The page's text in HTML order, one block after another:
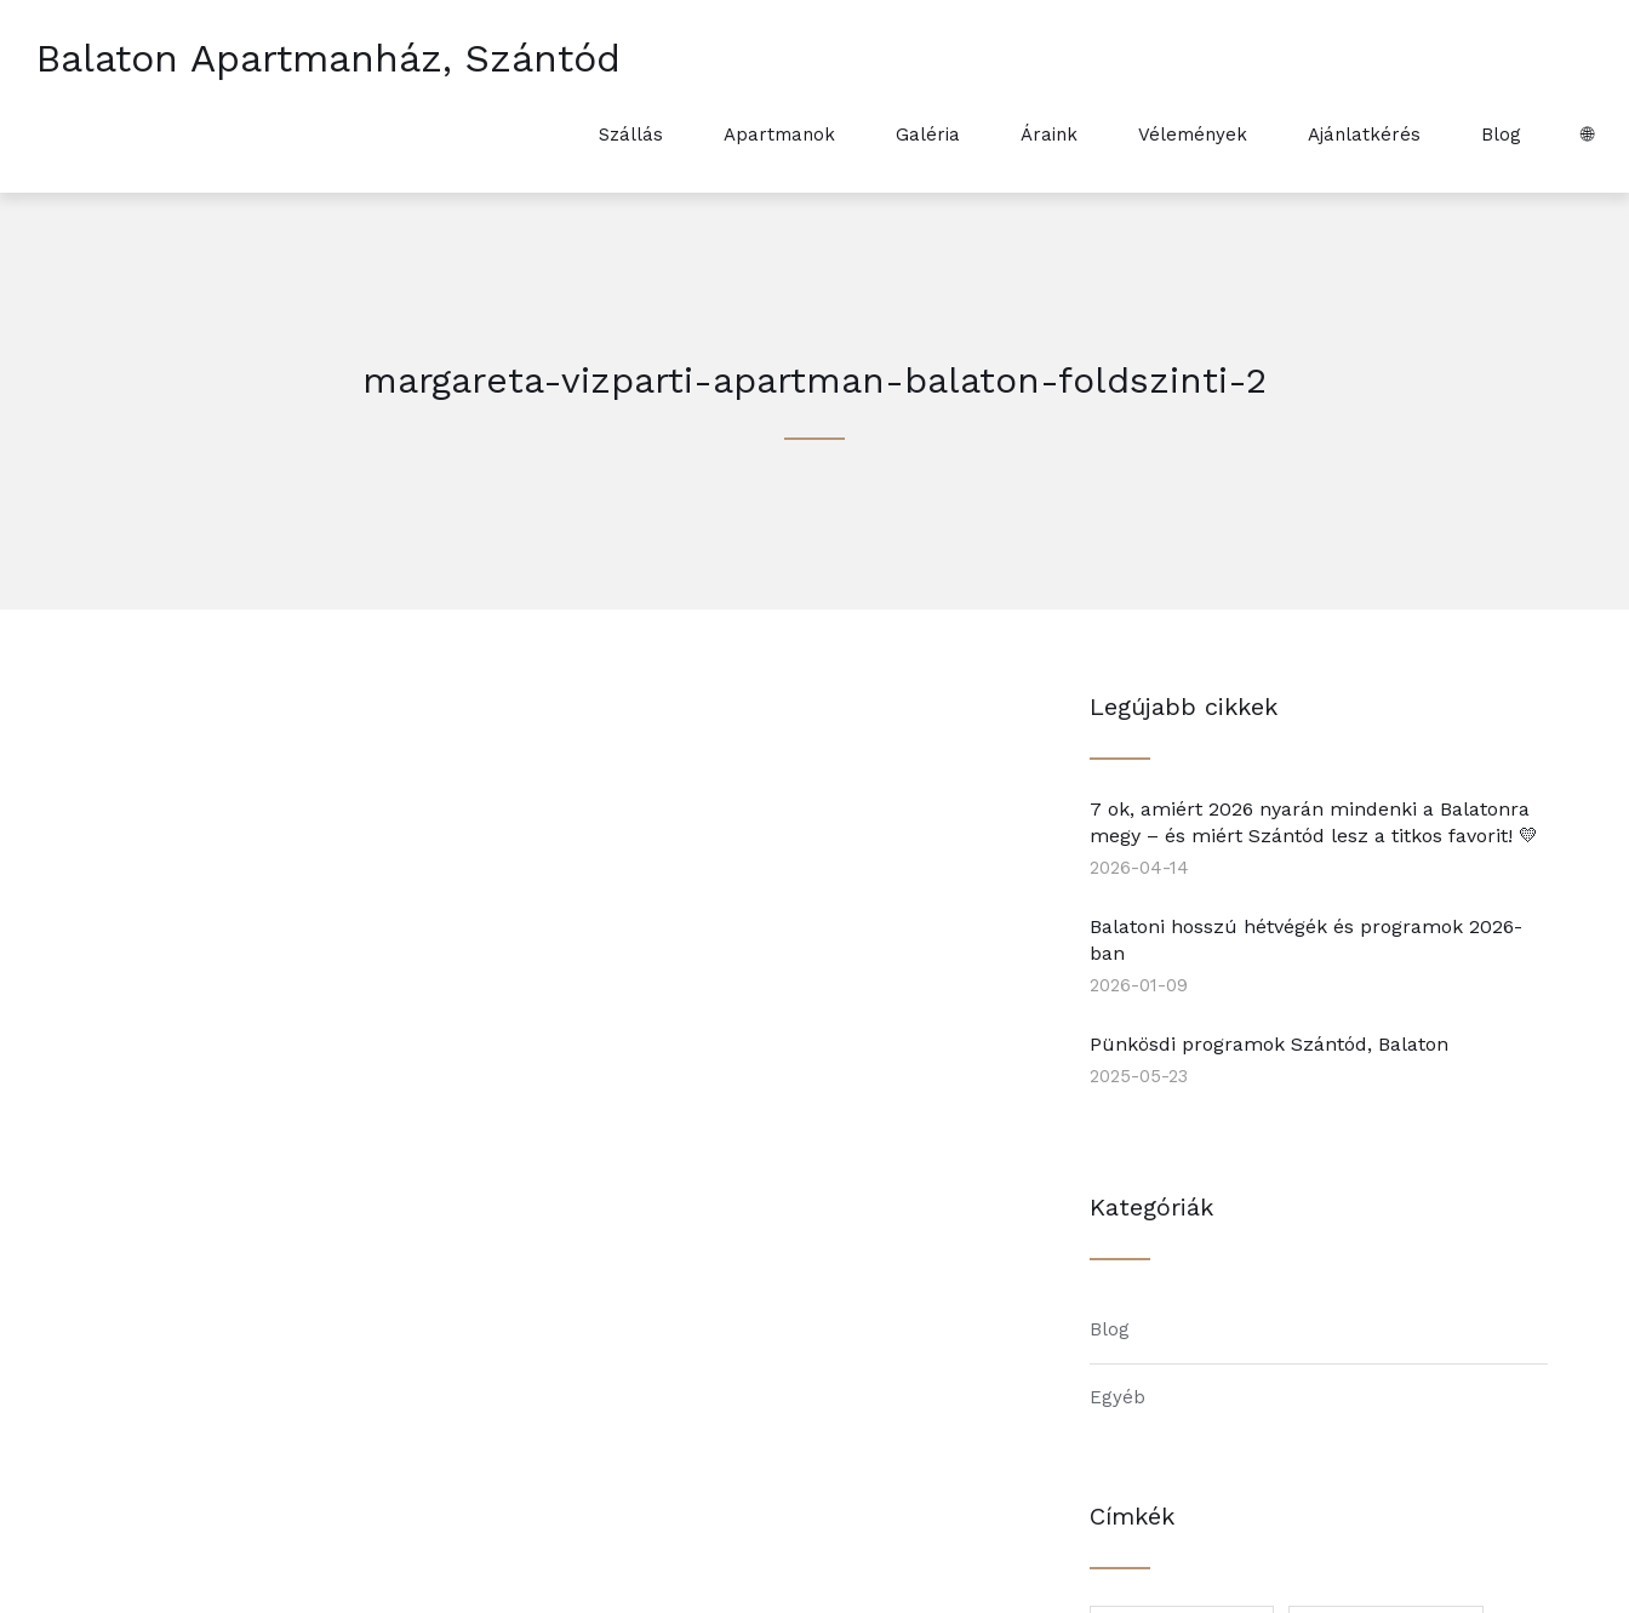
Balaton Apartmanház, Szántód
Szállás Apartmanok Galéria Áraink Vélemények Ajánlatkérés Blog 🌐
margareta-vizparti-apartman-balaton-foldszinti-2
Legújabb cikkek
7 ok, amiért 2026 nyarán mindenki a Balatonra
megy – és miért Szántód lesz a titkos favorit! 💛
2026-04-14
Balatoni hosszú hétvégék és programok 2026-
ban
2026-01-09
Pünkösdi programok Szántód, Balaton
2025-05-23
Kategóriák
Blog
Egyéb
Címkék